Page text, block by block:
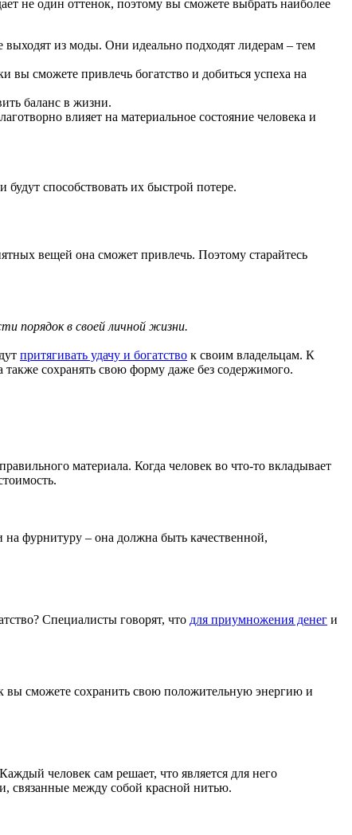
не один оттенок, поэтому вы сможете выбрать наиболее
из моды. Они идеально подходят лидерам – тем
сможете привлечь богатство и добиться успеха на
баланс в жизни.
влияет на материальное состояние человека и
способствовать их быстрой потере.
вещей она сможет привлечь. Поэтому старайтесь
порядок в своей личной жизни.
притягивать удачу и богатство к своим владельцам. К
сохранять свою форму даже без содержимого.
материала. Когда человек во что-то вкладывает
фурнитуру – она должна быть качественной,
Специалисты говорят, что для приумножения денег и
вы сможете сохранить свою положительную энергию и
человек сам решает, что является для него
связанные между собой красной нитью.